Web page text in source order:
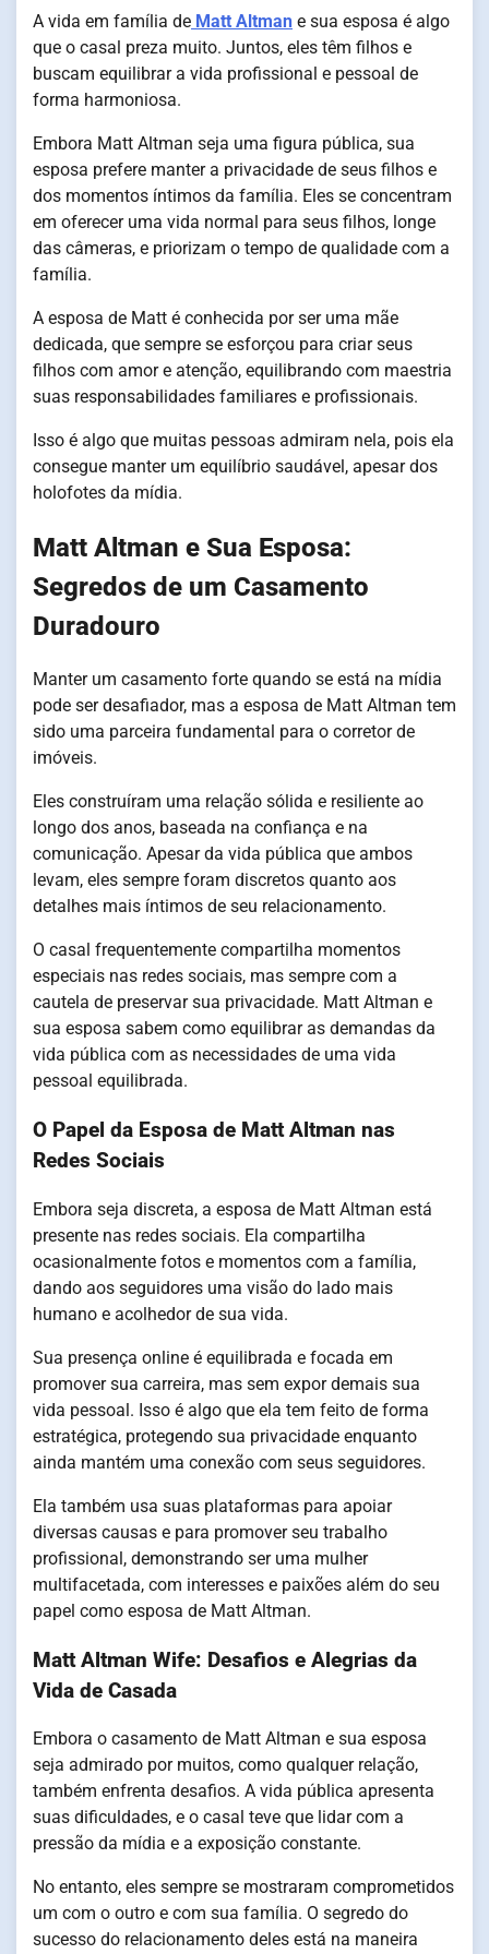
A vida em família de Matt Altman e sua esposa é algo
que o casal preza muito. Juntos, eles têm filhos e
buscam equilibrar a vida profissional e pessoal de
forma harmoniosa.
Embora Matt Altman seja uma figura pública, sua
esposa prefere manter a privacidade de seus filhos e
dos momentos íntimos da família. Eles se concentram
em oferecer uma vida normal para seus filhos, longe
das câmeras, e priorizam o tempo de qualidade com a
família.
A esposa de Matt é conhecida por ser uma mãe
dedicada, que sempre se esforçou para criar seus
filhos com amor e atenção, equilibrando com maestria
suas responsabilidades familiares e profissionais.
Isso é algo que muitas pessoas admiram nela, pois ela
consegue manter um equilíbrio saudável, apesar dos
holofotes da mídia.
Matt Altman e Sua Esposa:
Segredos de um Casamento
Duradouro
Manter um casamento forte quando se está na mídia
pode ser desafiador, mas a esposa de Matt Altman tem
sido uma parceira fundamental para o corretor de
imóveis.
Eles construíram uma relação sólida e resiliente ao
longo dos anos, baseada na confiança e na
comunicação. Apesar da vida pública que ambos
levam, eles sempre foram discretos quanto aos
detalhes mais íntimos de seu relacionamento.
O casal frequentemente compartilha momentos
especiais nas redes sociais, mas sempre com a
cautela de preservar sua privacidade. Matt Altman e
sua esposa sabem como equilibrar as demandas da
vida pública com as necessidades de uma vida
pessoal equilibrada.
O Papel da Esposa de Matt Altman nas
Redes Sociais
Embora seja discreta, a esposa de Matt Altman está
presente nas redes sociais. Ela compartilha
ocasionalmente fotos e momentos com a família,
dando aos seguidores uma visão do lado mais
humano e acolhedor de sua vida.
Sua presença online é equilibrada e focada em
promover sua carreira, mas sem expor demais sua
vida pessoal. Isso é algo que ela tem feito de forma
estratégica, protegendo sua privacidade enquanto
ainda mantém uma conexão com seus seguidores.
Ela também usa suas plataformas para apoiar
diversas causas e para promover seu trabalho
profissional, demonstrando ser uma mulher
multifacetada, com interesses e paixões além do seu
papel como esposa de Matt Altman.
Matt Altman Wife: Desafios e Alegrias da
Vida de Casada
Embora o casamento de Matt Altman e sua esposa
seja admirado por muitos, como qualquer relação,
também enfrenta desafios. A vida pública apresenta
suas dificuldades, e o casal teve que lidar com a
pressão da mídia e a exposição constante.
No entanto, eles sempre se mostraram comprometidos
um com o outro e com sua família. O segredo do
sucesso do relacionamento deles está na maneira